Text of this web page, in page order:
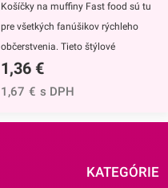
Košíčky na muffiny Fast food sú tu
pre všetkých fanúšikov rýchleho
občerstvenia. Tieto štýlové
papierové košíčky sú nevyhnutnou
výbavou pri príprave muffinov,
pečenie ale aj na rôzne príležitosti
1,36 €
1,67 € s DPH
KATEGÓRIE